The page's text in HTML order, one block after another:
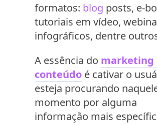
formatos: blog posts, e-
tutoriais em vídeo,
infográficos, dentre
A essência do marketing
conteúdo é cativar o
esteja procurando
momento por alguma
informação mais